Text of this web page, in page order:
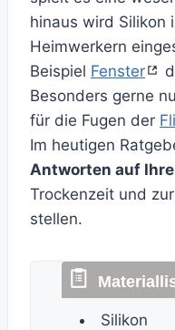
hinaus wird Silikon
Heimwerkern
Beispiel Fenster
Besonders gerne
für die Fugen der
Im heutigen
Antworten auf
Trockenzeit und
stellen.
Silikon